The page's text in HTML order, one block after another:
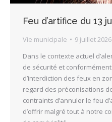
Feu d’artifice du 13
Vie municipale
9 juillet 2026
Dans le contexte actuel
de sécurité et
d’interdiction des feux en
regard des préconisations
contraints d’annuler le feu
d’offrir malgré tout à notre